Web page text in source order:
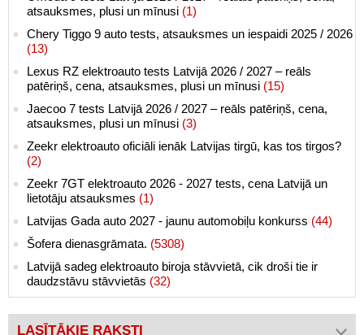
atsauksmes, plusi un mīnusi (1)
Chery Tiggo 9 auto tests, atsauksmes un iespaidi 2025 / 2026
(13)
Lexus RZ elektroauto tests Latvijā 2026 / 2027 – reāls
patēriņš, cena, atsauksmes, plusi un mīnusi (15)
Jaecoo 7 tests Latvijā 2026 / 2027 – reāls patēriņš, cena,
atsauksmes, plusi un mīnusi (3)
Zeekr elektroauto oficiāli ienāk Latvijas tirgū, kas tos tirgos?
(2)
Zeekr 7GT elektroauto 2026 - 2027 tests, cena Latvijā un
lietotāju atsauksmes (1)
Latvijas Gada auto 2027 - jaunu automobiļu konkurss (44)
Šofera dienasgrāmata. (5308)
Latvijā sadeg elektroauto biroja stāvvietā, cik droši tie ir
daudzstāvu stāvvietās (32)
LASĪTĀKIE RAKSTI